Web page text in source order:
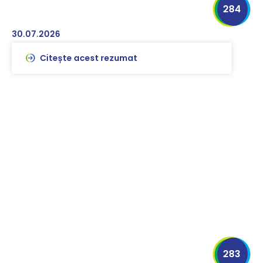
30.07.2026
284
Citește acest rezumat
283